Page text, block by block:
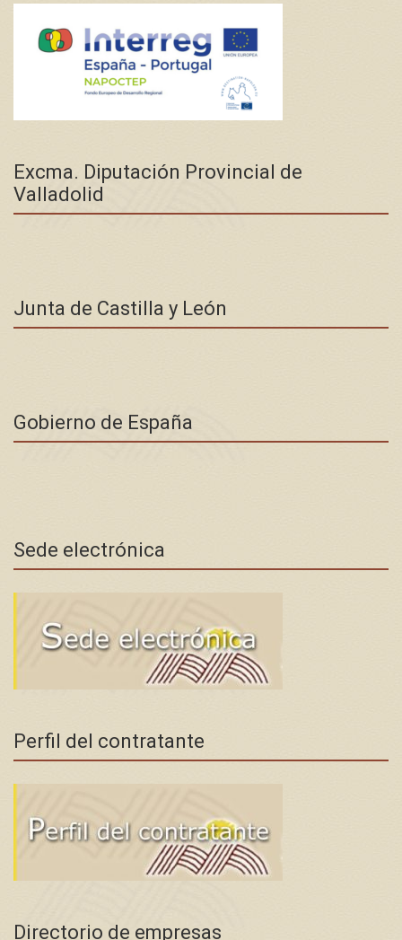
Excma. Diputación Provincial de
Valladolid
Junta de Castilla y León
Gobierno de España
Sede electrónica
Perfil del contratante
Directorio de empresas